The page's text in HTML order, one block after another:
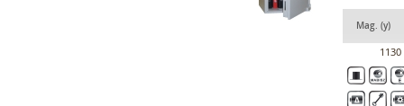
Mag. (y)
1130